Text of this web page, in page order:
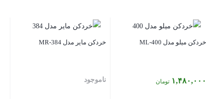
خردکن میلو مدل ML-400
۱,۴۸۰,۰۰۰ تومان
خردکن مایر مدل MR-384
ناموجود